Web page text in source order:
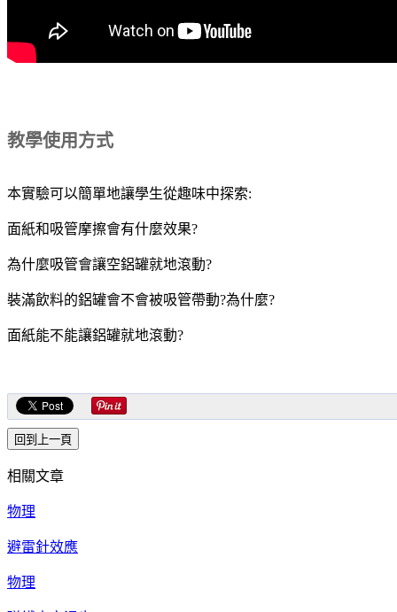
教學使用方式
本實驗可以簡單地讓學生從趣味中探索:
面紙和吸管摩擦會有什麼效果?
為什麼吸管會讓空鋁罐就地滾動?
裝滿飲料的鋁罐會不會被吸管帶動?為什麼?
面紙能不能讓鋁罐就地滾動?
相關文章
物理
避雷針效應
物理